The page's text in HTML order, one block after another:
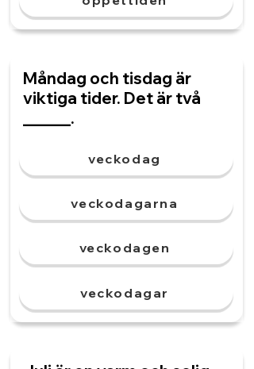
Måndag och tisdag är
viktiga tider. Det är två
______.
veckodag
veckodagarna
veckodagen
veckodagar